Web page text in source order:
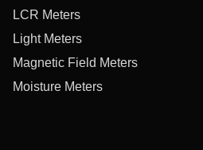
LCR Meters
Light Meters
Magnetic Field Meters
Moisture Meters